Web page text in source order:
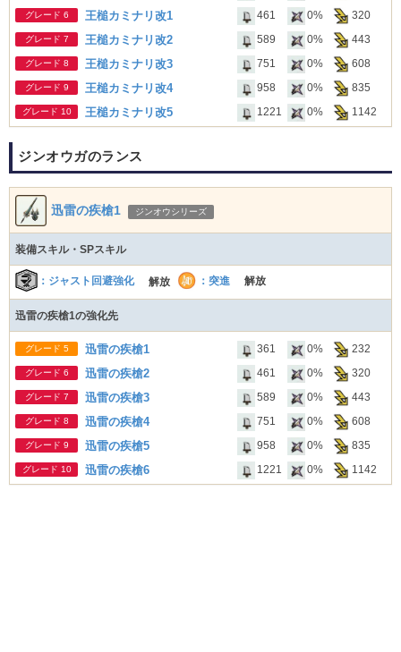
グレード 6 王槌カミナリ改1 461 0% 320
グレード 7 王槌カミナリ改2 589 0% 443
グレード 8 王槌カミナリ改3 751 0% 608
グレード 9 王槌カミナリ改4 958 0% 835
グレード 10 王槌カミナリ改5 1221 0% 1142
ジンオウガのランス
迅雷の疾槍1 ジンオウシリーズ
装備スキル・SPスキル
：ジャスト回避強化 解放 ：突進 解放
迅雷の疾槍1の強化先
グレード 5 迅雷の疾槍1 361 0% 232
グレード 6 迅雷の疾槍2 461 0% 320
グレード 7 迅雷の疾槍3 589 0% 443
グレード 8 迅雷の疾槍4 751 0% 608
グレード 9 迅雷の疾槍5 958 0% 835
グレード 10 迅雷の疾槍6 1221 0% 1142